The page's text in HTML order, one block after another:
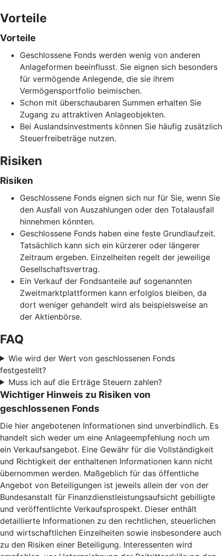
Vorteile
Vorteile
Geschlossene Fonds werden wenig von anderen
Anlageformen beeinflusst. Sie eignen sich besonders
für vermögende Anlegende, die sie ihrem
Vermögensportfolio beimischen.
Schon mit überschaubaren Summen erhalten Sie
Zugang zu attraktiven Anlageobjekten.
Bei Auslandsinvestments können Sie häufig zusätzlich
Steuerfreibeträge nutzen.
Risiken
Risiken
Geschlossene Fonds eignen sich nur für Sie, wenn Sie
den Ausfall von Auszahlungen oder den Totalausfall
hinnehmen könnten.
Geschlossene Fonds haben eine feste Grundlaufzeit.
Tatsächlich kann sich ein kürzerer oder längerer
Zeitraum ergeben. Einzelheiten regelt der jeweilige
Gesellschaftsvertrag.
Ein Verkauf der Fondsanteile auf sogenannten
Zweitmarktplattformen kann erfolglos bleiben, da
dort weniger gehandelt wird als beispielsweise an
der Aktienbörse.
FAQ
Wie wird der Wert von geschlossenen Fonds
festgestellt?
Muss ich auf die Erträge Steuern zahlen?
Wichtiger Hinweis zu Risiken von
geschlossenen Fonds
Die hier angebotenen Informationen sind unverbindlich. Es
handelt sich weder um eine Anlageempfehlung noch um
ein Verkaufsangebot. Eine Gewähr für die Vollständigkeit
und Richtigkeit der enthaltenen Informationen kann nicht
übernommen werden. Maßgeblich für das öffentliche
Angebot von Beteiligungen ist jeweils allein der von der
Bundesanstalt für Finanzdienstleistungsaufsicht gebilligte
und veröffentlichte Verkaufsprospekt. Dieser enthält
detaillierte Informationen zu den rechtlichen, steuerlichen
und wirtschaftlichen Einzelheiten sowie insbesondere auch
zu den Risiken einer Beteiligung. Interessenten wird